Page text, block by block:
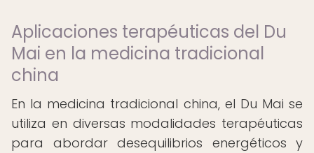
Aplicaciones terapéuticas del Du
Mai en la medicina tradicional
china
En la medicina tradicional china, el Du Mai se
utiliza en diversas modalidades terapéuticas
para abordar desequilibrios energéticos y